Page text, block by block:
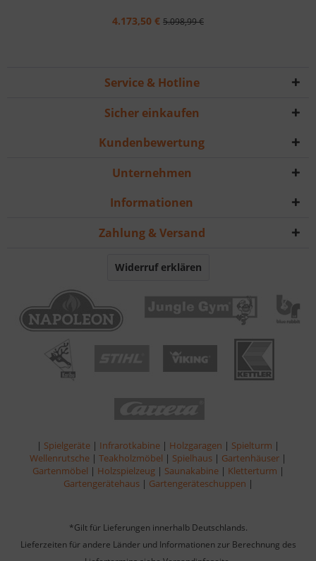
4.173,50 € 5.098,99 €
Service & Hotline
Sicher einkaufen
Kundenbewertung
Unternehmen
Informationen
Zahlung & Versand
Widerruf erklären
| Spielgeräte | Infrarotkabine | Holzgaragen | Spielturm |
Wellenrutsche | Teakholzmöbel | Spielhaus | Gartenhäuser |
Gartenmöbel | Holzspielzeug | Saunakabine | Kletterturm |
Gartengerätehaus | Gartengeräteschuppen |
*Gilt für Lieferungen innerhalb Deutschlands.
Lieferzeiten für andere Länder und Informationen zur Berechnung des